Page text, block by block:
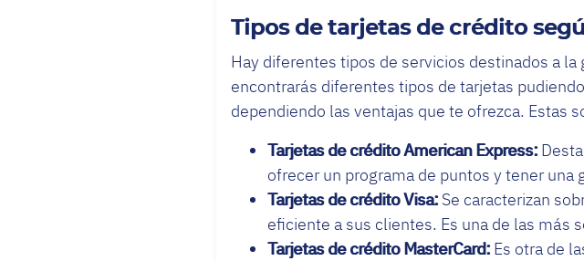
Tipos de tarjetas de crédito
Hay diferentes tipos de servicios destinados a
encontrarás diferentes tipos de tarjetas
dependiendo las ventajas que te ofrezca. Estas
Tarjetas de crédito American Express:
ofrecer un programa de puntos y tener una
Tarjetas de crédito Visa:Se caracterizan
eficiente a sus clientes. Es una de las más
Tarjetas de crédito MasterCard:Es otra de